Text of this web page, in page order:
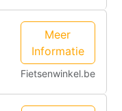
Meer
Informatie
Fietsenwinkel.be